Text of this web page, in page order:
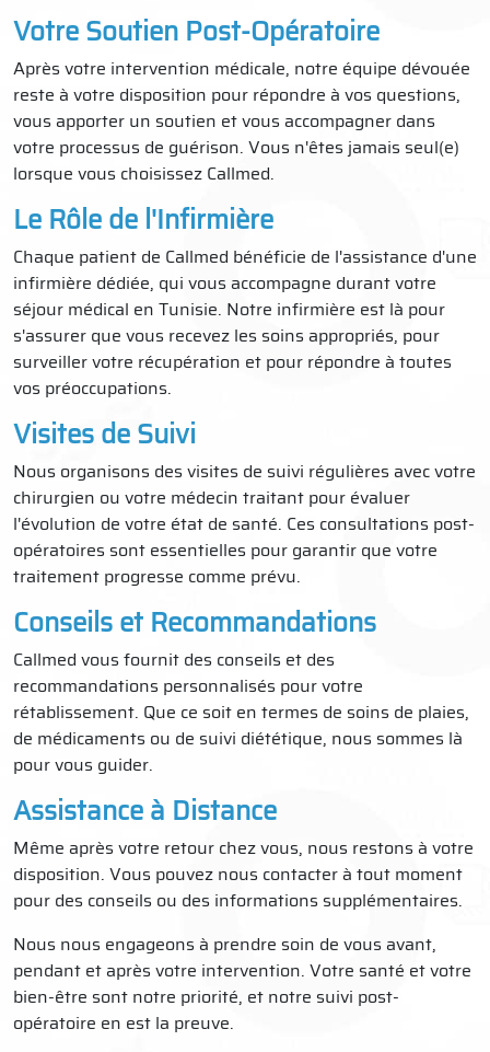
Votre Soutien Post-Opératoire
Après votre intervention médicale, notre équipe dévouée
reste à votre disposition pour répondre à vos questions,
vous apporter un soutien et vous accompagner dans
votre processus de guérison. Vous n'êtes jamais seul(e)
lorsque vous choisissez Callmed.
Le Rôle de l'Infirmière
Chaque patient de Callmed bénéficie de l'assistance d'une
infirmière dédiée, qui vous accompagne durant votre
séjour médical en Tunisie. Notre infirmière est là pour
s'assurer que vous recevez les soins appropriés, pour
surveiller votre récupération et pour répondre à toutes
vos préoccupations.
Visites de Suivi
Nous organisons des visites de suivi régulières avec votre
chirurgien ou votre médecin traitant pour évaluer
l'évolution de votre état de santé. Ces consultations post-
opératoires sont essentielles pour garantir que votre
traitement progresse comme prévu.
Conseils et Recommandations
Callmed vous fournit des conseils et des
recommandations personnalisés pour votre
rétablissement. Que ce soit en termes de soins de plaies,
de médicaments ou de suivi diététique, nous sommes là
pour vous guider.
Assistance à Distance
Même après votre retour chez vous, nous restons à votre
disposition. Vous pouvez nous contacter à tout moment
pour des conseils ou des informations supplémentaires.
Nous nous engageons à prendre soin de vous avant,
pendant et après votre intervention. Votre santé et votre
bien-être sont notre priorité, et notre suivi post-
opératoire en est la preuve.